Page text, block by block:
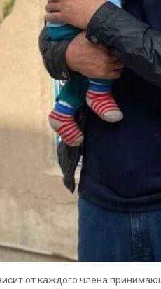
от каждого члена